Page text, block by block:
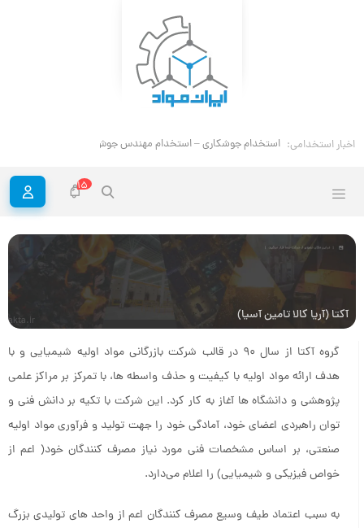
اخبار استخدامی: استخدام جوشکاری – استخدام مهندس جوش
15
آکتا (آریا کالا تامین آسیا) akta.ir
گروه آکتا از سال 90 در قالب شرکت بازرگانی مواد اولیه شیمیایی و با
هدف ارائه مواد اولیه با کیفیت و حذف واسطه ها، با تمرکز بر مراکز علمی
پژوهشی و دانشگاه ها آغاز به کار کرد. این شرکت با تکیه بر دانش فنی و
توان راهبردی اعضای خود، آمادگی خود را جهت تولید و فرآوری مواد اولیه
صنعتی، بر اساس مشخصات فنی مورد نیاز مصرف کنندگان خود( اعم از
خواص فیزیکی و شیمیایی) را اعلام می‌دارد.
به سبب اعتماد طیف وسیع مصرف کنندگان اعم از واحد های تولیدی بزرگ